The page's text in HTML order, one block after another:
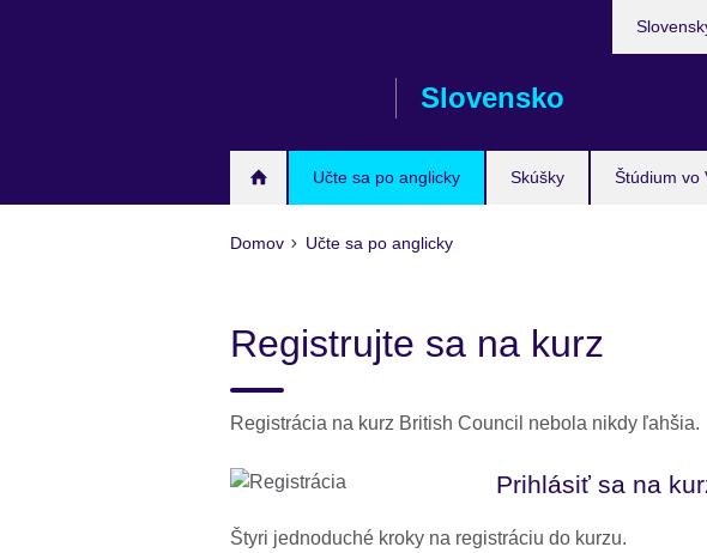
Slovensko
Učte sa po anglicky Skúšky Štúdium vo
Domov Učte sa po anglicky
Registrujte sa na kurz
Registrácia na kurz British Council nebola nikdy ľahšia.
Prihlásiť sa na
Štyri jednoduché kroky na registráciu do kurzu.